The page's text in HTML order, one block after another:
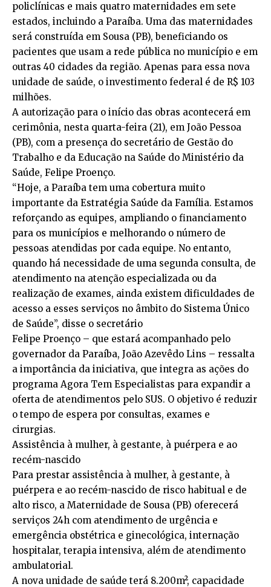
policlínicas e mais quatro maternidades em sete
estados, incluindo a Paraíba. Uma das maternidades
será construída em Sousa (PB), beneficiando os
pacientes que usam a rede pública no município e em
outras 40 cidades da região. Apenas para essa nova
unidade de saúde, o investimento federal é de R$ 103
milhões.
A autorização para o início das obras acontecerá em
cerimônia, nesta quarta-feira (21), em João Pessoa
(PB), com a presença do secretário de Gestão do
Trabalho e da Educação na Saúde do Ministério da
Saúde, Felipe Proenço.
“Hoje, a Paraíba tem uma cobertura muito
importante da Estratégia Saúde da Família. Estamos
reforçando as equipes, ampliando o financiamento
para os municípios e melhorando o número de
pessoas atendidas por cada equipe. No entanto,
quando há necessidade de uma segunda consulta, de
atendimento na atenção especializada ou da
realização de exames, ainda existem dificuldades de
acesso a esses serviços no âmbito do Sistema Único
de Saúde”, disse o secretário
Felipe Proenço – que estará acompanhado pelo
governador da Paraíba, João Azevêdo Lins – ressalta
a importância da iniciativa, que integra as ações do
programa Agora Tem Especialistas para expandir a
oferta de atendimentos pelo SUS. O objetivo é reduzir
o tempo de espera por consultas, exames e
cirurgias.
Assistência à mulher, à gestante, à puérpera e ao
recém-nascido
Para prestar assistência à mulher, à gestante, à
puérpera e ao recém-nascido de risco habitual e de
alto risco, a Maternidade de Sousa (PB) oferecerá
serviços 24h com atendimento de urgência e
emergência obstétrica e ginecológica, internação
hospitalar, terapia intensiva, além de atendimento
ambulatorial.
A nova unidade de saúde terá 8.200m², capacidade